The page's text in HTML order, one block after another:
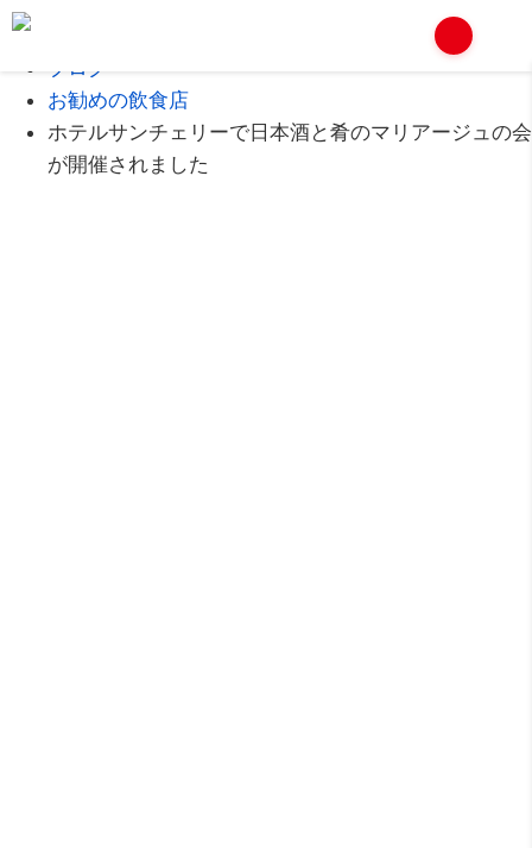
ブログ
お勧めの飲食店
ホテルサンチェリーで日本酒と肴のマリアージュの会
が開催されました